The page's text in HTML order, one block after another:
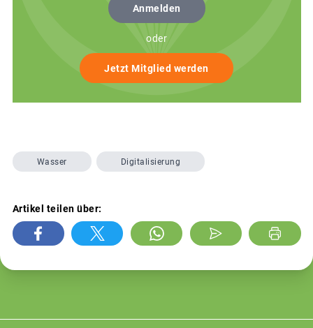
Anmelden
oder
Jetzt Mitglied werden
Wasser Digitalisierung
Artikel teilen über: